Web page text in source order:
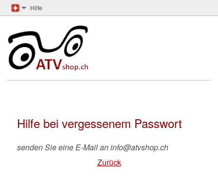
Hilfe
Hilfe bei vergessenem Passwort
senden Sie eine E-Mail an info@atvshop.ch
Zurück